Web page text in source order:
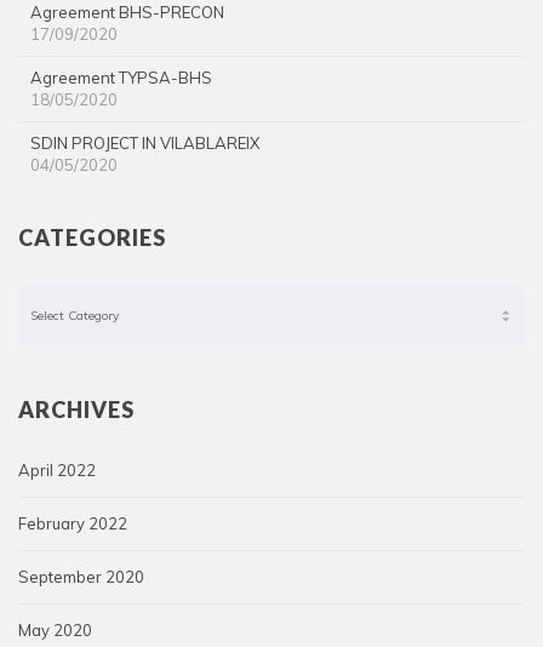
Agreement BHS-PRECON
17/09/2020
Agreement TYPSA-BHS
18/05/2020
SDIN PROJECT IN VILABLAREIX
04/05/2020
CATEGORIES
Categories
ARCHIVES
April 2022
February 2022
September 2020
May 2020